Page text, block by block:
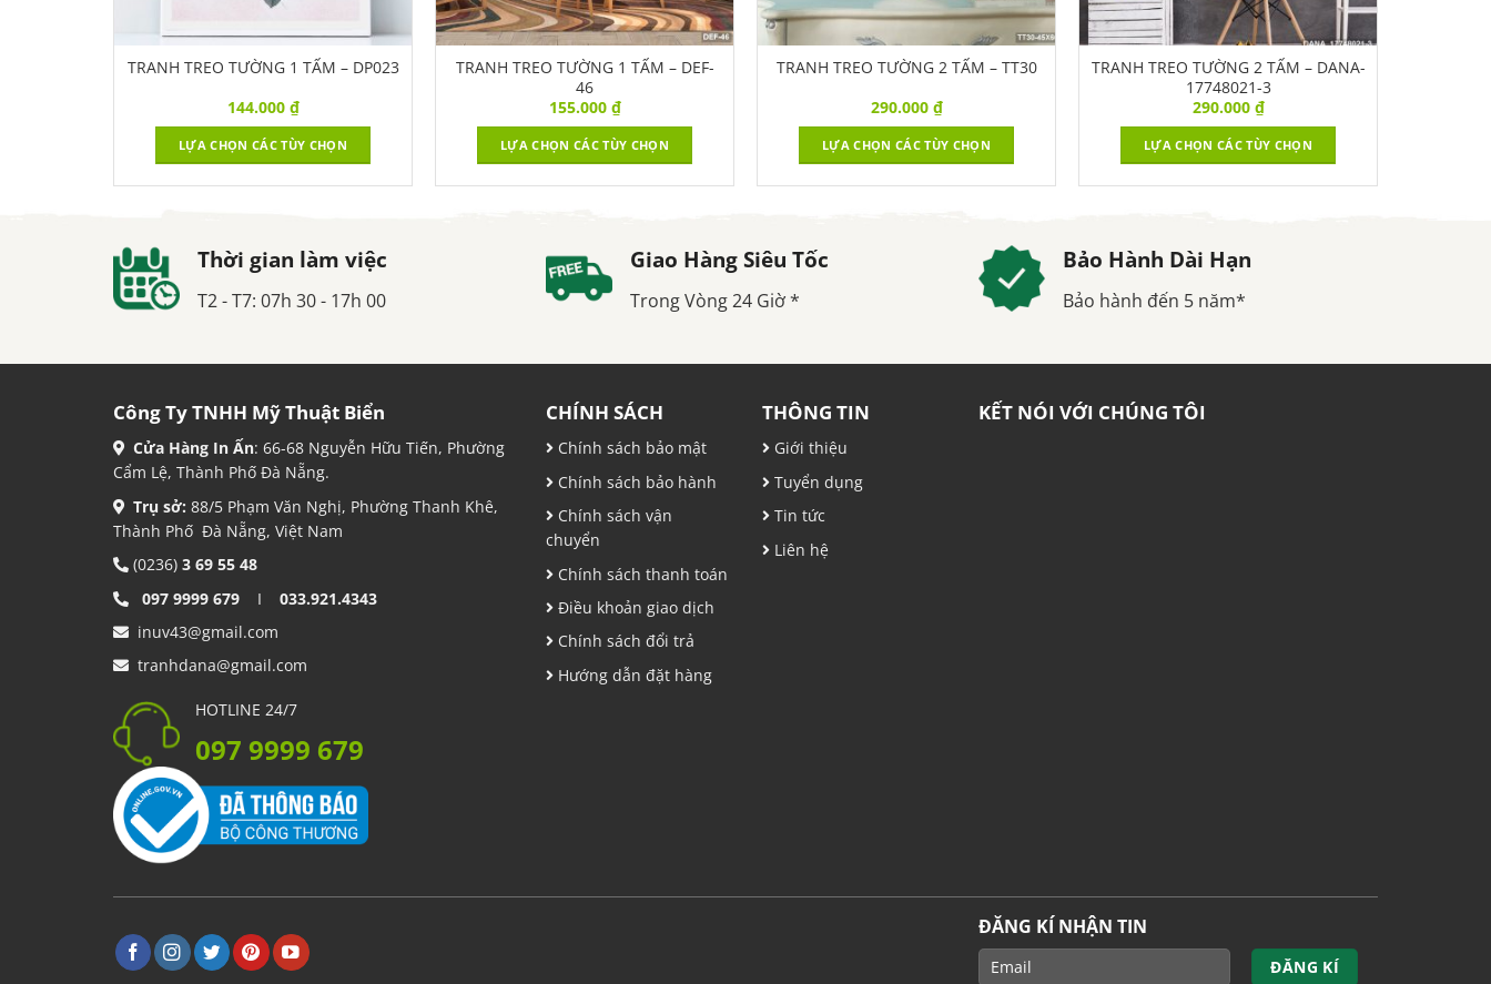
TRANH TREO TƯỜNG 1 TẤM – DP023
144.000 ₫
LỰA CHỌN CÁC TÙY CHỌN
TRANH TREO TƯỜNG 1 TẤM – DEF-
46
155.000 ₫
LỰA CHỌN CÁC TÙY CHỌN
TRANH TREO TƯỜNG 2 TẤM – TT30
290.000 ₫
LỰA CHỌN CÁC TÙY CHỌN
TRANH TREO TƯỜNG 2 TẤM – DANA-
17748021-3
290.000 ₫
LỰA CHỌN CÁC TÙY CHỌN
Thời gian làm việc
T2 - T7: 07h 30 - 17h 00
Giao Hàng Siêu Tốc
Trong Vòng 24 Giờ *
Bảo Hành Dài Hạn
Bảo hành đến 5 năm*
Công Ty TNHH Mỹ Thuật Biển
Cửa Hàng In Ấn: 66-68 Nguyễn Hữu Tiến, Phường
Cẩm Lệ, Thành Phố Đà Nẵng.
Trụ sở: 88/5 Phạm Văn Nghị, Phường Thanh Khê,
Thành Phố Đà Nẵng, Việt Nam
(0236) 3 69 55 48
097 9999 679 I 033.921.4343
inuv43@gmail.com
tranhdana@gmail.com
HOTLINE 24/7
097 9999 679
CHÍNH SÁCH
Chính sách bảo mật
Chính sách bảo hành
Chính sách vận
chuyển
Chính sách thanh toán
Điều khoản giao dịch
Chính sách đổi trả
Hướng dẫn đặt hàng
THÔNG TIN
Giới thiệu
Tuyển dụng
Tin tức
Liên hệ
KẾT NÓI VỚI CHÚNG TÔI
ĐĂNG KÍ NHẬN TIN